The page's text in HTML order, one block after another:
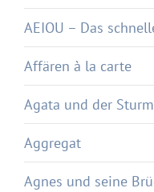
AEIOU – Das
Affären à la carte
Agata und der Sturm
Aggregat
Agnes und seine